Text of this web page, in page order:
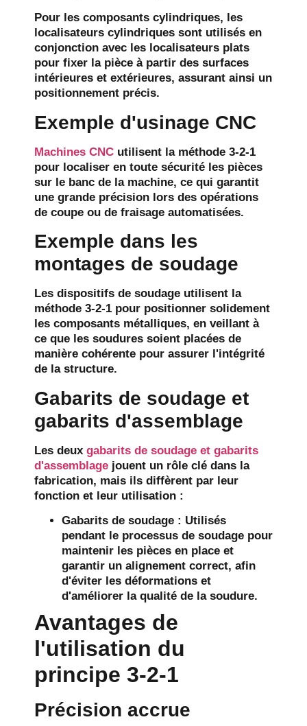
Pour les composants cylindriques, les
localisateurs cylindriques sont utilisés en
conjonction avec les localisateurs plats
pour fixer la pièce à partir des surfaces
intérieures et extérieures, assurant ainsi un
positionnement précis.
Exemple d'usinage CNC
Machines CNC utilisent la méthode 3-2-1
pour localiser en toute sécurité les pièces
sur le banc de la machine, ce qui garantit
une grande précision lors des opérations
de coupe ou de fraisage automatisées.
Exemple dans les
montages de soudage
Les dispositifs de soudage utilisent la
méthode 3-2-1 pour positionner solidement
les composants métalliques, en veillant à
ce que les soudures soient placées de
manière cohérente pour assurer l'intégrité
de la structure.
Gabarits de soudage et
gabarits d'assemblage
Les deux gabarits de soudage et gabarits
d'assemblage jouent un rôle clé dans la
fabrication, mais ils diffèrent par leur
fonction et leur utilisation :
Gabarits de soudage : Utilisés
pendant le processus de soudage pour
maintenir les pièces en place et
garantir un alignement correct, afin
d'éviter les déformations et
d'améliorer la qualité de la soudure.
Avantages de
l'utilisation du
principe 3-2-1
Précision accrue